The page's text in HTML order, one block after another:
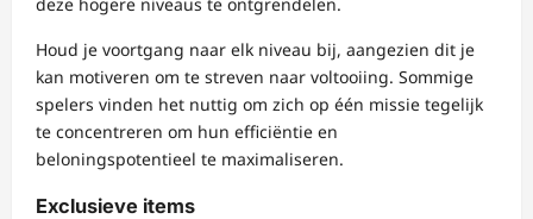
Houd je voortgang naar elk niveau bij, aangezien dit je
kan motiveren om te streven naar voltooiing. Sommige
spelers vinden het nuttig om zich op één missie tegelijk
te concentreren om hun efficiëntie en
beloningspotentieel te maximaliseren.
Exclusieve items